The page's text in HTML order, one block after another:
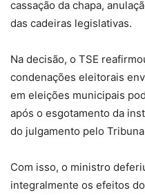
cassação da chapa,
das cadeiras legislativas.
Na decisão, o TSE
condenações eleitorais
em eleições municipais
após o esgotamento da
do julgamento pelo
Com isso, o ministro
integralmente os efeitos do